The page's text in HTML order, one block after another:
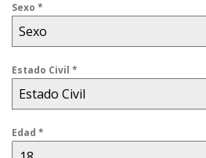
Sexo *
Sexo
Estado Civil *
Estado Civil
Edad *